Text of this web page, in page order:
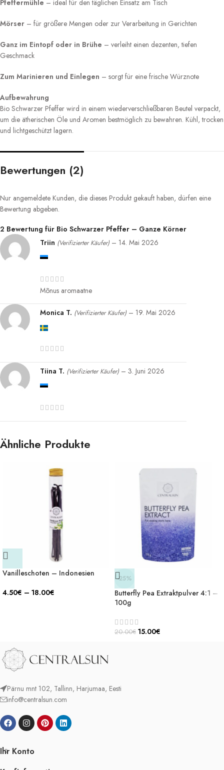
Pfeffermühle – ideal für den täglichen Einsatz am Tisch
Mörser – für größere Mengen oder zur Verarbeitung in Gerichten
Ganz im Eintopf oder in Brühe – verleiht einen dezenten, tiefen
Geschmack
Zum Marinieren und Einlegen – sorgt für eine frische Würznote
Aufbewahrung
Bio Schwarzer Pfeffer wird in einem wiederverschließbaren Beutel verpackt,
um die ätherischen Öle und Aromen bestmöglich zu bewahren. Kühl, trocken
und lichtgeschützt lagern.
Bewertungen (2)
2 Bewertung für Bio Schwarzer Pfeffer – Ganze Körner
Triin (Verifizierter Käufer) – 14. Mai 2026
Mõnus aromaatne
Monica T. (Verifizierter Käufer) – 19. Mai 2026
Tiina T. (Verifizierter Käufer) – 3. Juni 2026
Nur angemeldete Kunden, die dieses Produkt gekauft haben, dürfen eine
Bewertung abgeben.
Ähnliche Produkte
Vanilleschoten – Indonesien
4.50€ – 18.00€
-25%
Butterfly Pea Extraktpulver 4:1 –
100g
20.00€ 15.00€
Pärnu mnt 102, Tallinn, Harjumaa, Eesti
info@centralsun.com
Ihr Konto